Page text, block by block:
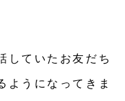
していたお友だち
ようになってきま